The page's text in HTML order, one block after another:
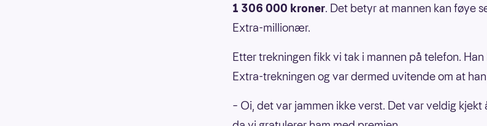
1 306 000 kroner. Det betyr at mannen kan føye
Extra-millionær.
Etter trekningen fikk vi tak i mannen på telefon.
Extra-trekningen og var dermed uvitende om at
– Oi, det var jammen ikke verst. Det var veldig kjekt